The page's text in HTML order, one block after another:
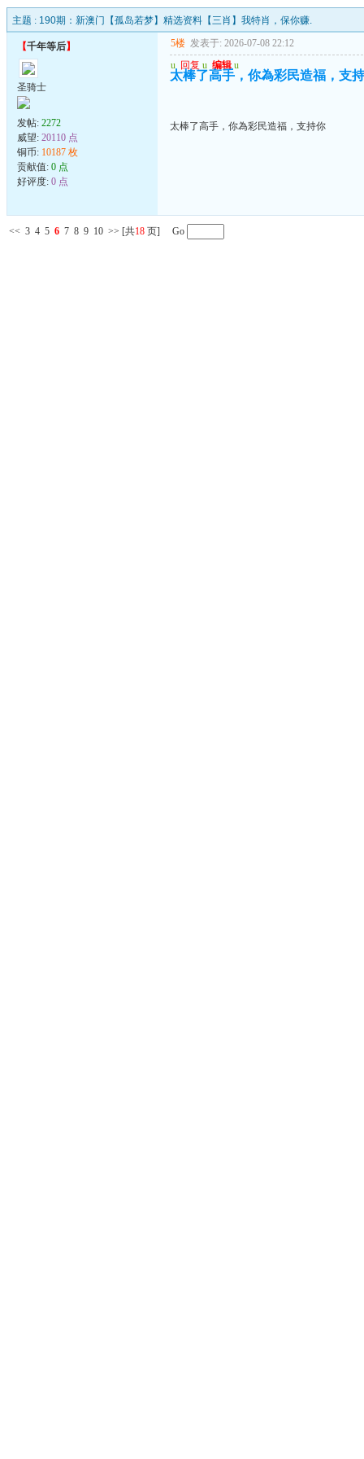
主题 : 190期：新澳门【孤岛若梦】精选资料【三肖】我特肖，保你赚.
【千年等后】
圣骑士
发帖: 2272
威望: 20110 点
铜币: 10187 枚
贡献值: 0 点
好评度: 0 点
5楼 发表于: 2026-07-08 22:12
u 回复 u 编辑 u
太棒了高手，你為彩民造福，支
太棒了高手，你為彩民造福，支持你
<< 3 4 5 6 7 8 9 10 >> [共18 页] Go